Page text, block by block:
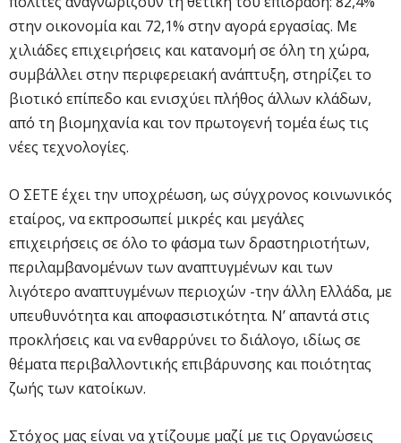
στην οικονομία και 72,1% στην αγορά εργασίας. Με
χιλιάδες επιχειρήσεις και κατανομή σε όλη τη χώρα,
συμβάλλει στην περιφερειακή ανάπτυξη, στηρίζει το
βιοτικό επίπεδο και ενισχύει πλήθος άλλων κλάδων,
από τη βιομηχανία και τον πρωτογενή τομέα έως τις
νέες τεχνολογίες.
Ο ΣΕΤΕ έχει την υποχρέωση, ως σύγχρονος κοινωνικός
εταίρος, να εκπροσωπεί μικρές και μεγάλες
επιχειρήσεις σε όλο το φάσμα των δραστηριοτήτων,
περιλαμβανομένων των αναπτυγμένων και των
λιγότερο αναπτυγμένων περιοχών -την άλλη Ελλάδα, με
υπευθυνότητα και αποφασιστικότητα. Ν’ απαντά στις
προκλήσεις και να ενθαρρύνει το διάλογο, ιδίως σε
θέματα περιβαλλοντικής επιβάρυνσης και ποιότητας
ζωής των κατοίκων.
Στόχος μας είναι να χτίζουμε μαζί με τις Οργανώσεις